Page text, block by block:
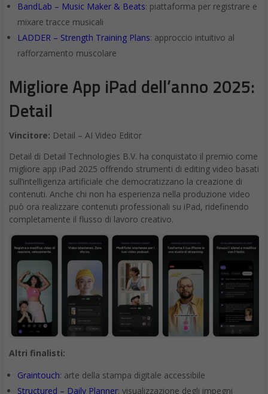
BandLab – Music Maker & Beats: piattaforma per registrare e
mixare tracce musicali
LADDER – Strength Training Plans: approccio intuitivo al
rafforzamento muscolare
Migliore App iPad dell’anno 2025:
Detail
Vincitore: Detail – AI Video Editor
Detail di Detail Technologies B.V. ha conquistato il premio come
migliore app iPad 2025 offrendo strumenti di editing video basati
sull’intelligenza artificiale che democratizzano la creazione di
contenuti. Anche chi non ha esperienza nella produzione video
può ora realizzare contenuti professionali su iPad, ridefinendo
completamente il flusso di lavoro creativo.
Altri finalisti:
Graintouch: arte della stampa digitale accessibile
Structured – Daily Planner: visualizzazione degli impegni